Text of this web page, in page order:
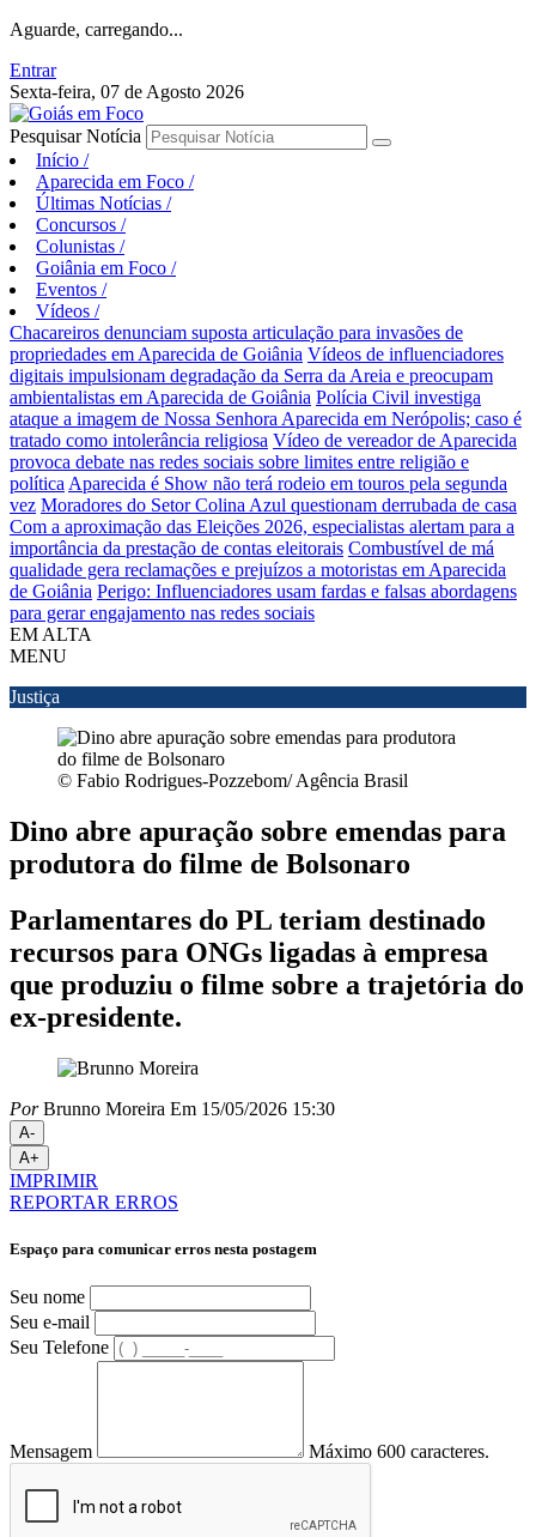
Aguarde, carregando...
Entrar
Sexta-feira, 07 de Agosto 2026
Pesquisar Notícia
Início /
Aparecida em Foco /
Últimas Notícias /
Concursos /
Colunistas /
Goiânia em Foco /
Eventos /
Vídeos /
Chacareiros denunciam suposta articulação para invasões de
propriedades em Aparecida de Goiânia Vídeos de influenciadores
digitais impulsionam degradação da Serra da Areia e preocupam
ambientalistas em Aparecida de Goiânia Polícia Civil investiga
ataque a imagem de Nossa Senhora Aparecida em Nerópolis; caso é
tratado como intolerância religiosa Vídeo de vereador de Aparecida
provoca debate nas redes sociais sobre limites entre religião e
política Aparecida é Show não terá rodeio em touros pela segunda
vez Moradores do Setor Colina Azul questionam derrubada de casa
Com a aproximação das Eleições 2026, especialistas alertam para a
importância da prestação de contas eleitorais Combustível de má
qualidade gera reclamações e prejuízos a motoristas em Aparecida
de Goiânia Perigo: Influenciadores usam fardas e falsas abordagens
para gerar engajamento nas redes sociais
EM ALTA
MENU
Justiça
© Fabio Rodrigues-Pozzebom/ Agência Brasil
Dino abre apuração sobre emendas para
produtora do filme de Bolsonaro
Parlamentares do PL teriam destinado
recursos para ONGs ligadas à empresa
que produziu o filme sobre a trajetória do
ex-presidente.
PorBrunno Moreira Em 15/05/2026 15:30
A-
A+
IMPRIMIR
REPORTAR ERROS
Espaço para comunicar erros nesta postagem
Seu nome
Seu e-mail
Seu Telefone
Mensagem Máximo 600 caracteres.